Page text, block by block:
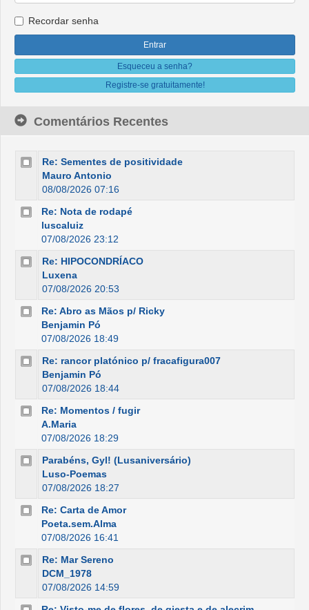
Recordar senha
Esqueceu a senha?
Registre-se gratuitamente!
Comentários Recentes
Re: Sementes de positividade
Mauro Antonio
08/08/2026 07:16
Re: Nota de rodapé
luscaluiz
07/08/2026 23:12
Re: HIPOCONDRÍACO
Luxena
07/08/2026 20:53
Re: Abro as Mãos p/ Ricky
Benjamin Pó
07/08/2026 18:49
Re: rancor platónico p/ fracafigura007
Benjamin Pó
07/08/2026 18:44
Re: Momentos / fugir
A.Maria
07/08/2026 18:29
Parabéns, Gyl! (Lusaniversário)
Luso-Poemas
07/08/2026 18:27
Re: Carta de Amor
Poeta.sem.Alma
07/08/2026 16:41
Re: Mar Sereno
DCM_1978
07/08/2026 14:59